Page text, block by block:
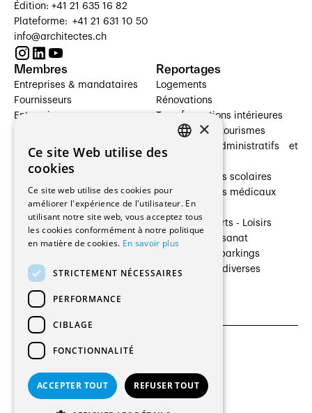
Édition: +41 21 635 16 82
Plateforme: +41 21 631 10 50
info@architectes.ch
Membres
Entreprises & mandataires
Fournisseurs
Entreprises
Architectes paysagistes
Architectes d'intérieur
Entreprises générales
Ingénieurs et mandataires
Fabricants / Fournisseurs
Régies immobilières
Gestion PPE
Reportages
Logements
Rénovations
Transformations intérieures
Hôtelleries et tourismes
Bâtiments administratifs et
Établissements scolaires
Établissements médicaux
Villas
Cultures - Sports - Loisirs
Industrie - Artisanat
Transports et parkings
Constructions diverses
© 2026 Tous droits réservés
CGU et Politique de confidentialités
×
Ce site Web utilise des
cookies
Ce site web utilise des cookies pour
améliorer l'expérience de l'utilisateur. En
utilisant notre site web, vous acceptez tous
les cookies conformément à notre politique
en matière de cookies. En savoir plus
STRICTEMENT NÉCESSAIRES
PERFORMANCE
CIBLAGE
FONCTIONNALITÉ
ACCEPTER TOUT REFUSER TOUT